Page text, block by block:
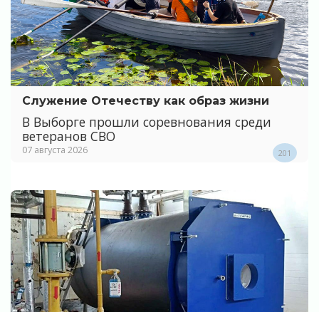
Служение Отечеству как образ жизни
В Выборге прошли соревнования среди
ветеранов СВО
07 августа 2026 201